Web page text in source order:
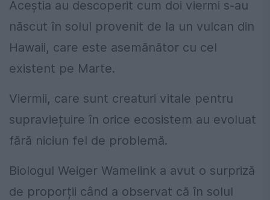
Aceștia au descoperit cum doi viermi s-au
născut în solul provenit de la un vulcan din
Hawaii, care este asemănător cu cel
existent pe Marte.
Viermii, care sunt creaturi vitale pentru
supraviețuire în orice ecosistem au evoluat
fără niciun fel de problemă.
Biologul Weiger Wamelink a avut o surpriză
de proporții când a observat că în solul